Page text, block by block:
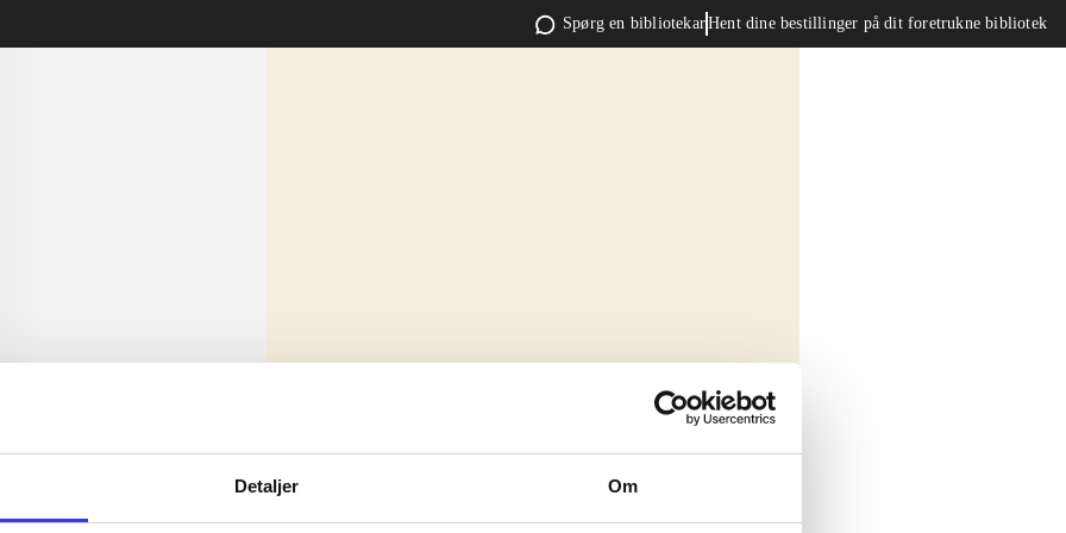
Detaljer Om
Spørg en bibliotekarHent dine bestillinger på dit foretrukne bibliotek
sit amet ...
sit amet ...